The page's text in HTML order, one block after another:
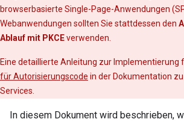
browserbasierte Single-Page-Anwendungen
Webanwendungen sollten Sie stattdessen den
Ablauf mit PKCEverwenden.
Eine detaillierte Anleitung zur Implementierung
für Autorisierungscode in der Dokumentation
Services.
In diesem Dokument wird beschrieben,